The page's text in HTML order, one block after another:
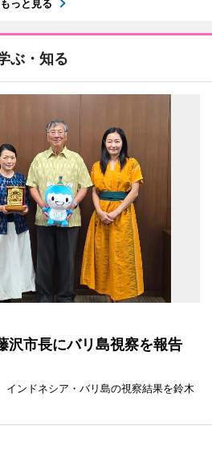
もっと見る
ぶ・知る
沢市長にバリ島視察を報告
インドネシア・バリ島の視察結果を鈴木